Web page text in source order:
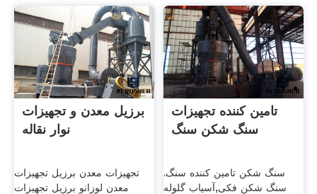
برزیل معدن و تجهیزات
نوار نقاله
تجهیزات معدن برزیل تجهیزات
معدن لوزانو برزیل تجهیزات
تامین کننده تجهیزات
سنگ شکن سنگ
سنگ شکن تامین کننده سنگ.
سنگ شکن فکی,آسیاب گلوله